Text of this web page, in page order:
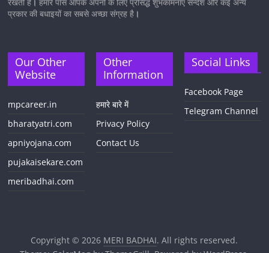
प्रकार की बधाइयों का सबसे अच्छा संग्रह है ।
Our Other
Website
mpcareer.in
bharatyatri.com
apniyojana.com
pujakaisekare.com
meribadhai.com
Other
Information
हमारे बारे में
Privacy Policy
Contact Us
Social Links
Facebook Page
Telegram Channel
Copyright © 2026 MERI BADHAI. All rights reserved.